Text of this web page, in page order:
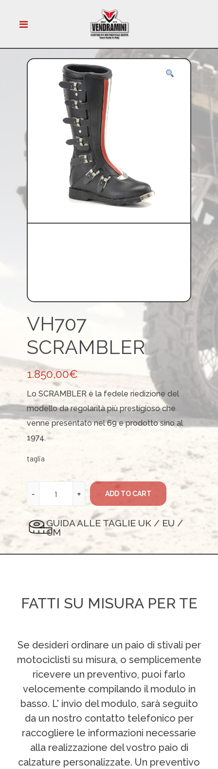
VH707
SCRAMBLER
1.850,00€
Lo SCRAMBLER è la fedele riedizione del
modello da regolarità più prestigioso che
venne presentato nel 69 e prodotto sino al
1974.
taglia
ADD TO CART
GUIDA ALLE TAGLIE UK / EU /
CM
FATTI SU MISURA PER TE
Se desideri ordinare un paio di stivali per
motociclisti su misura, o semplicemente
ricevere un preventivo, puoi farlo
velocemente compilando il modulo in
basso. L' invio del modulo, sarà seguito
da un nostro contatto telefonico per
raccogliere le informazioni necessarie
alla realizzazione del vostro paio di
calzature personalizzate. Un preventivo